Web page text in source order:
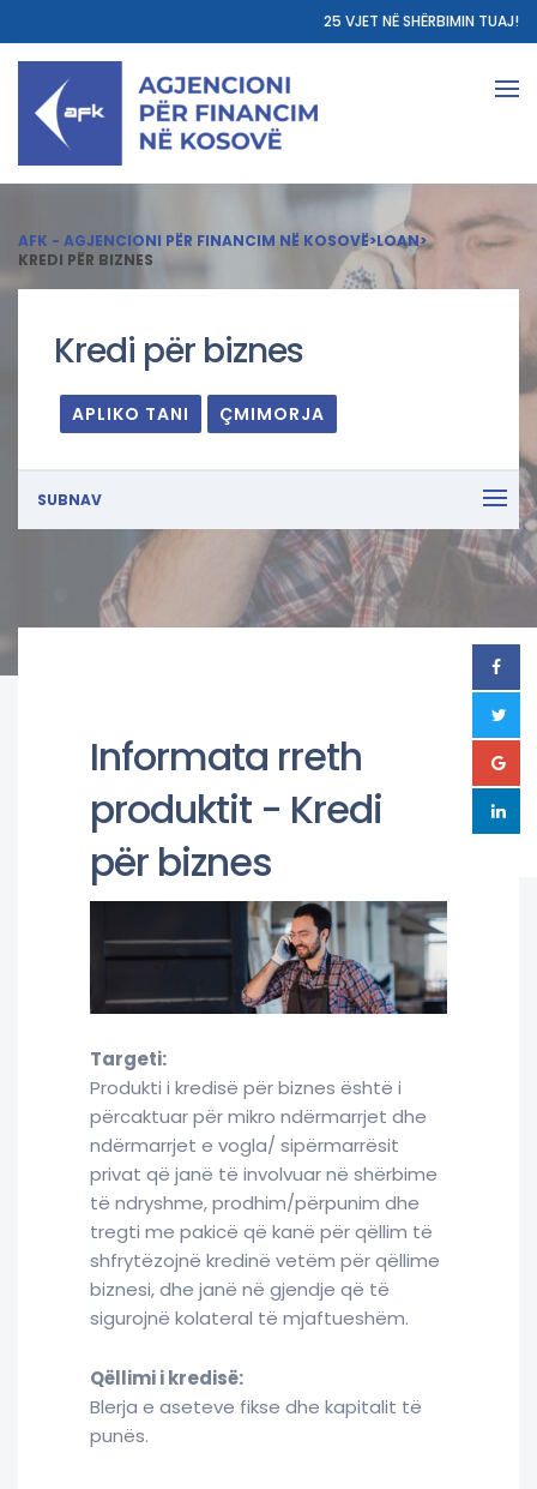
25 VJET NË SHËRBIMIN TUAJ!
AFK - AGJENCIONI PËR FINANCIM NË KOSOVË>LOAN>
KREDI PËR BIZNES
Kredi për biznes
APLIKO TANI ÇMIMORJA
SUBNAV
Informata rreth
produktit - Kredi
për biznes
Targeti:
Produkti i kredisë për biznes është i
përcaktuar për mikro ndërmarrjet dhe
ndërmarrjet e vogla/ sipërmarrësit
privat që janë të involvuar në shërbime
të ndryshme, prodhim/përpunim dhe
tregti me pakicë që kanë për qëllim të
shfrytëzojnë kredinë vetëm për qëllime
biznesi, dhe janë në gjendje që të
sigurojnë kolateral të mjaftueshëm.
Qëllimi i kredisë:
Blerja e aseteve fikse dhe kapitalit të
punës.